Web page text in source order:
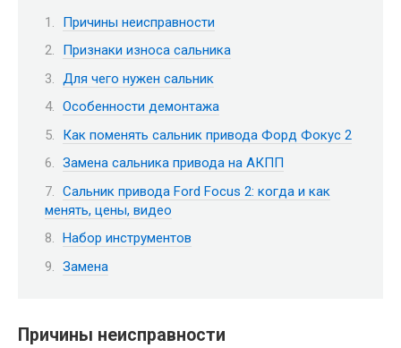
Причины неисправности
Признаки износа сальника
Для чего нужен сальник
Особенности демонтажа
Как поменять сальник привода Форд Фокус 2
Замена сальника привода на АКПП
Сальник привода Ford Focus 2: когда и как
менять, цены, видео
Набор инструментов
Замена
Причины неисправности